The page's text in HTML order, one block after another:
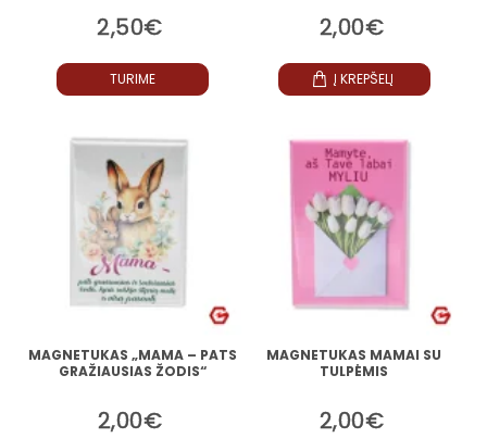
2,50€
TURIME
2,00€
Į KREPŠELĮ
MAGNETUKAS „MAMA – PATS
GRAŽIAUSIAS ŽODIS“
2,00€
MAGNETUKAS MAMAI SU
TULPĖMIS
2,00€